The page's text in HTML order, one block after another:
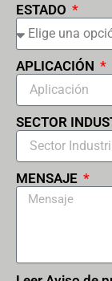
ESTADO
APLICACIÓN
SECTOR
MENSAJE